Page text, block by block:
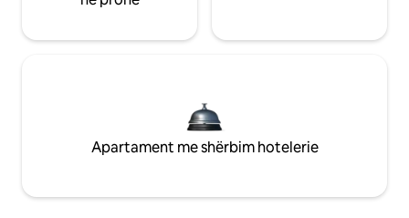
Apartament me shërbim hotelerie